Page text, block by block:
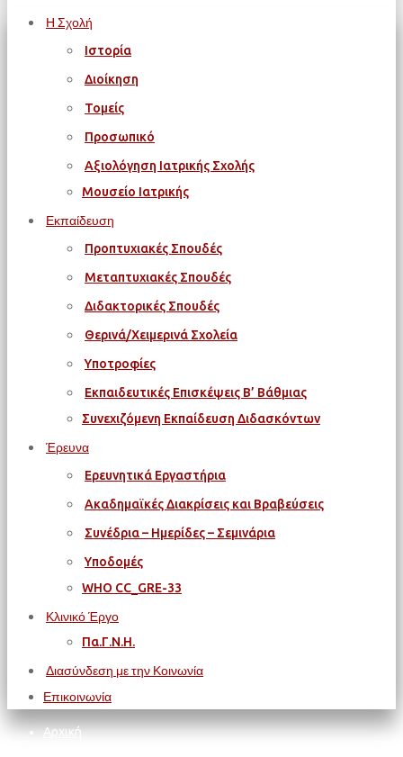
Η Σχολή
Ιστορία
Διοίκηση
Τομείς
Προσωπικό
Αξιολόγηση Ιατρικής Σχολής
Μουσείο Ιατρικής
Εκπαίδευση
Προπτυχιακές Σπουδές
Μεταπτυχιακές Σπουδές
Διδακτορικές Σπουδές
Θερινά/Χειμερινά Σχολεία
Υποτροφίες
Εκπαιδευτικές Επισκέψεις Β’ Βάθμιας
Συνεχιζόμενη Εκπαίδευση Διδασκόντων
Έρευνα
Ερευνητικά Εργαστήρια
Ακαδημαϊκές Διακρίσεις και Βραβεύσεις
Συνέδρια – Ημερίδες – Σεμινάρια
Υποδομές
WΗΟ CC_GRE-33
Κλινικό Έργο
Πα.Γ.Ν.Η.
Διασύνδεση με την Κοινωνία
Επικοινωνία
Αρχική